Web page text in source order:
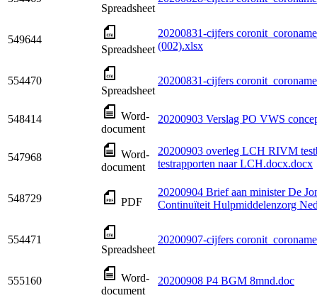
Spreadsheet
549644
Spreadsheet
20200831-cijfers
(002).xlsx
554470
Spreadsheet
20200831-cijfers
548414
Word-
document
20200903 Verslag PO VWS
547968
Word-
document
20200903 overleg LCH RIVM
testrapporten naar LCH.docx.docx
548729 PDF
20200904 Brief aan minister De
Continuïteit Hulpmiddelenzorg
554471
Spreadsheet
20200907-cijfers
555160
Word-
document
20200908 P4 BGM 8mnd.doc